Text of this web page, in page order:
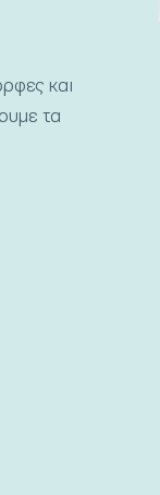
και
τα